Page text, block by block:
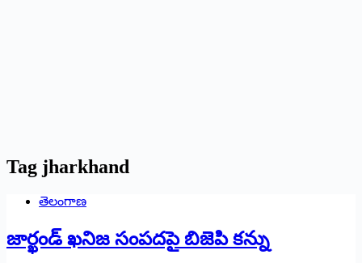
Tag jharkhand
తెలంగాణ
జార్ఖండ్ ఖనిజ సంపదపై బిజెపి కన్ను